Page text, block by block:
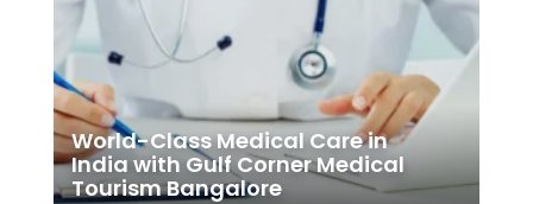
World-Class Medical Care in
India with Gulf Corner Medical
Tourism Bangalore